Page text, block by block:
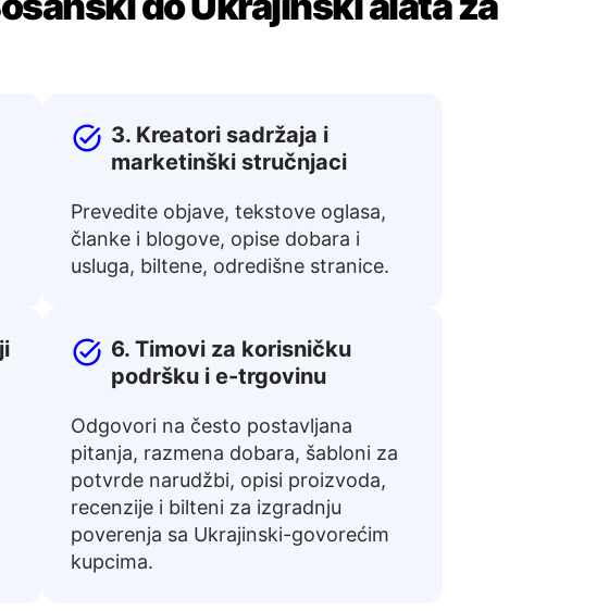
3. Kreatori sadržaja i
marketinški stručnjaci
Prevedite objave, tekstove oglasa,
članke i blogove, opise dobara i
usluga, biltene, odredišne stranice.
6. Timovi za korisničku
podršku i e-trgovinu
Odgovori na često postavljana
pitanja, razmena dobara, šabloni za
potvrde narudžbi, opisi proizvoda,
recenzije i bilteni za izgradnju
poverenja sa Ukrajinski-govorećim
kupcima.